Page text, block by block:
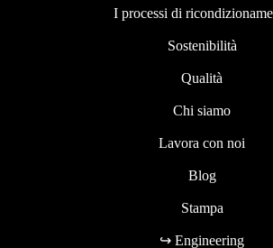
I processi di
Sostenibilità
Qualità
Chi siamo
Lavora con noi
Blog
Stampa
↪ Engineering